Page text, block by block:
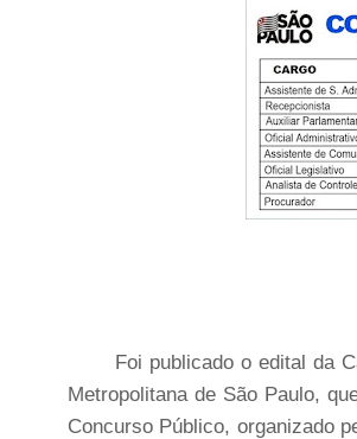
Foi publicado o edital da
Metropolitana de São Paulo,
Concurso Público, organizado